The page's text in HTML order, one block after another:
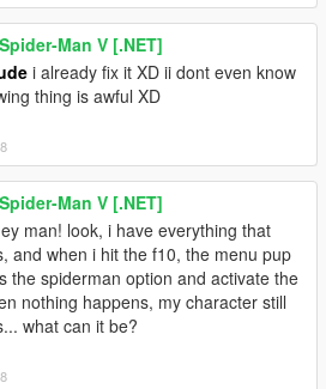
Spider-Man V [.NET]
i already fix it XD ii dont even know
thing is awful XD
Spider-Man V [.NET]
man! look, i have everything that
and when i hit the f10, the menu pup
the spiderman option and activate the
nothing happens, my character still
what can it be?